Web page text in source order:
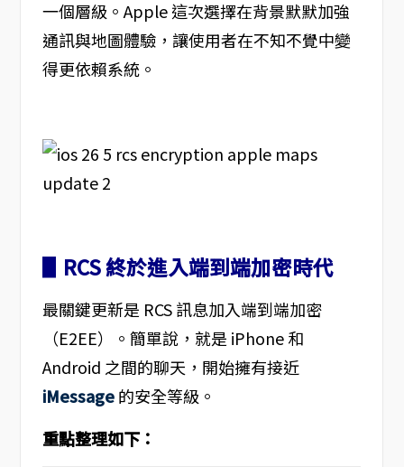
一個層級。Apple 這次選擇在背景默默加強
通訊與地圖體驗，讓使用者在不知不覺中變
得更依賴系統。
▋RCS 終於進入端到端加密時代
最關鍵更新是 RCS 訊息加入端到端加密
（E2EE）。簡單說，就是 iPhone 和
Android 之間的聊天，開始擁有接近
iMessage的安全等級。
重點整理如下：